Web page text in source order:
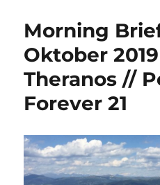
Morning
Oktober
Theranos //
Forever 21